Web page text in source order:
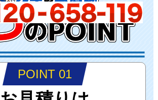
POINT 01